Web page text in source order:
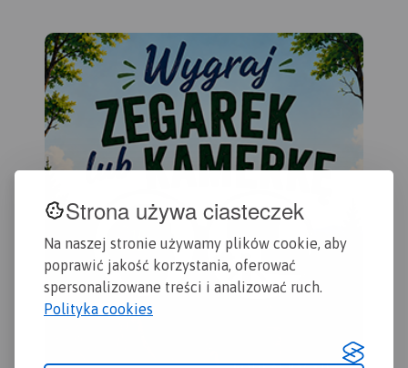
Strona używa ciasteczek
Na naszej stronie używamy plików cookie, aby
poprawić jakość korzystania, oferować
spersonalizowane treści i analizować ruch.
Polityka cookies
wszystkie informacje
przydatne turyście. Podano
aktualne przebiegi szlaków
pieszych, rowerowych,
konnych, nordic walking i
konnych, łącznie z
kilometrażem.